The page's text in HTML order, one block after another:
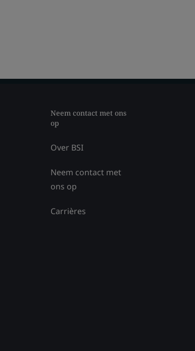
Neem contact met ons
op
Over BSI
Neem contact met
ons op
Carrières